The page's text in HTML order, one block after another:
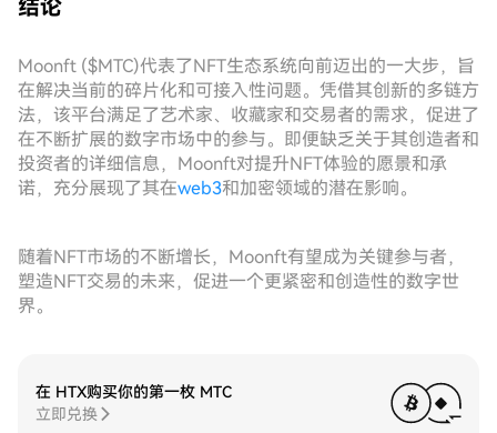
结论
Moonft ($MTC)代表了NFT生态系统向前迈出的一大步，旨
在解决当前的碎片化和可接入性问题。凭借其创新的多链方
法，该平台满足了艺术家、收藏家和交易者的需求，促进了
在不断扩展的数字市场中的参与。即便缺乏关于其创造者和
投资者的详细信息，Moonft对提升NFT体验的愿景和承
诺，充分展现了其在web3和加密领域的潜在影响。
随着NFT市场的不断增长，Moonft有望成为关键参与者，
塑造NFT交易的未来，促进一个更紧密和创造性的数字世
界。
在 HTX购买你的第一枚 MTC
立即兑换